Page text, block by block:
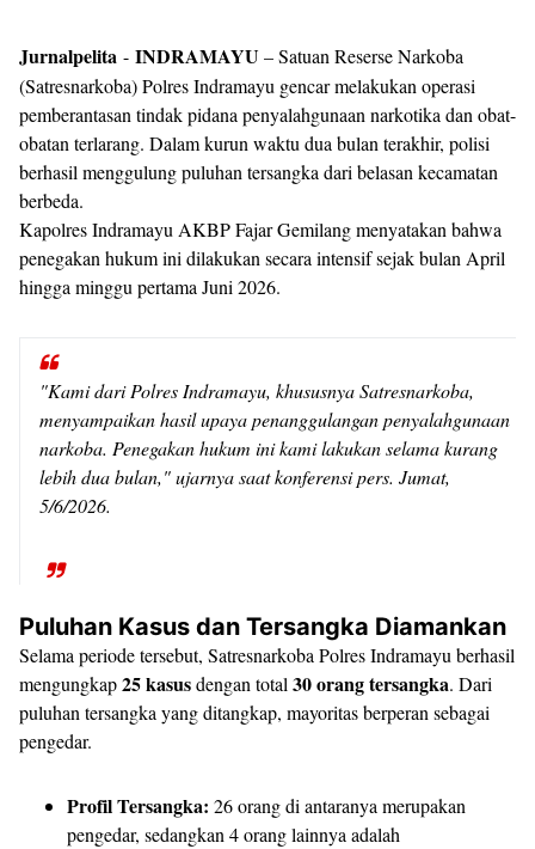
Jurnalpelita - INDRAMAYU– Satuan Reserse Narkoba
(Satresnarkoba) Polres Indramayu gencar melakukan operasi
pemberantasan tindak pidana penyalahgunaan narkotika dan obat-
obatan terlarang. Dalam kurun waktu dua bulan terakhir, polisi
berhasil menggulung puluhan tersangka dari belasan kecamatan
berbeda.
​Kapolres Indramayu AKBP Fajar Gemilang menyatakan bahwa
penegakan hukum ini dilakukan secara intensif sejak bulan April
hingga minggu pertama Juni 2026.
​"Kami dari Polres Indramayu, khususnya Satresnarkoba,
menyampaikan hasil upaya penanggulangan penyalahgunaan
narkoba. Penegakan hukum ini kami lakukan selama kurang
lebih dua bulan," ujarnya saat konferensi pers. Jumat,
5/6/2026.
Puluhan Kasus dan Tersangka Diamankan
​Selama periode tersebut, Satresnarkoba Polres Indramayu berhasil
mengungkap25 kasusdengan total30 orang tersangka. Dari
puluhan tersangka yang ditangkap, mayoritas berperan sebagai
pengedar.
Profil Tersangka: 26 orang di antaranya merupakan
pengedar, sedangkan 4 orang lainnya adalah